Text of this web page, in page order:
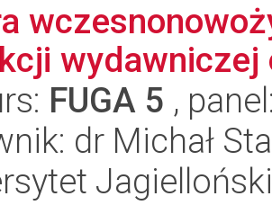
FUGA 5 ,
dr Michał